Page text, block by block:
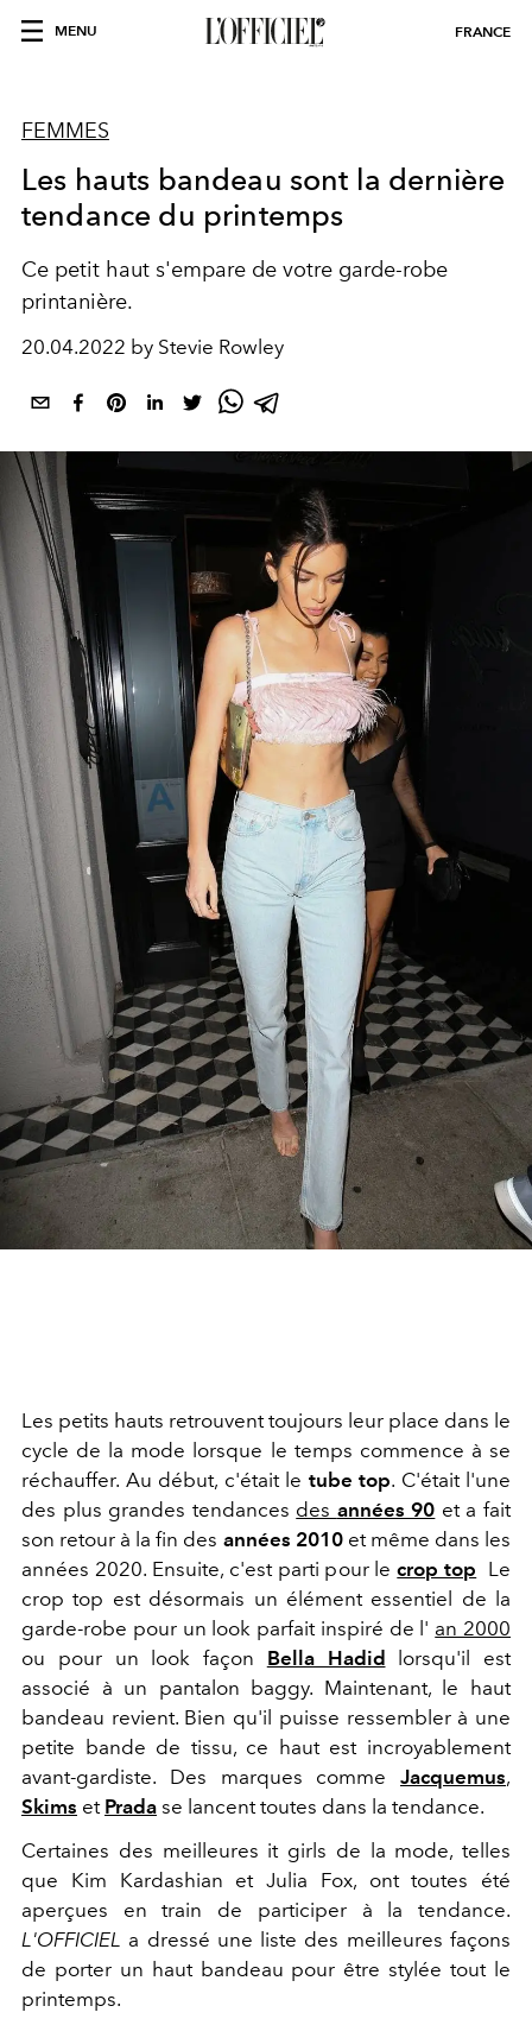
MENU FRANCE
FEMMES
Les hauts bandeau sont la dernière
tendance du printemps
Ce petit haut s'empare de votre garde-robe
printanière.
20.04.2022 by Stevie Rowley
Les petits hauts retrouvent toujours leur place dans le
cycle de la mode lorsque le temps commence à se
réchauffer. Au début, c'était le tube top. C'était l'une
des plus grandes tendances des années 90 et a fait
son retour à la fin des années 2010et même dans les
années 2020. Ensuite, c'est parti pour lecrop top Le
crop top est désormais un élément essentiel de la
garde-robe pour un look parfait inspiré de l' an 2000
ou pour un look façon Bella Hadid
lorsqu'il est
associé à un pantalon baggy. Maintenant, le haut
bandeau revient. Bien qu'il puisse ressembler à une
petite bande de tissu, ce haut est incroyablement
avant-gardiste. Des marques comme Jacquemus,
Skims et Prada se lancent toutes dans la tendance.
Certaines des meilleures it girls de la mode, telles
que Kim Kardashian et Julia Fox, ont toutes été
aperçues en train de participer à la tendance.
L'OFFICIEL a dressé une liste des meilleures façons
de porter un haut bandeau pour être stylée tout le
printemps.